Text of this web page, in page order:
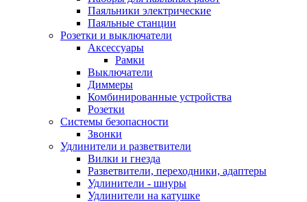
Паяльники электрические
Паяльные станции
Розетки и выключатели
Аксессуары
Рамки
Выключатели
Диммеры
Комбинированные устройства
Розетки
Системы безопасности
Звонки
Удлинители и разветвители
Вилки и гнезда
Разветвители, переходники, адаптеры
Удлинители - шнуры
Удлинители на катушке